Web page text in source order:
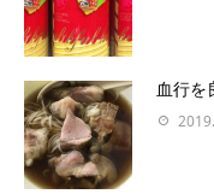
血行を